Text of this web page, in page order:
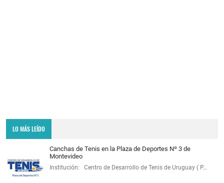
LO MÁS LEÍDO
Canchas de Tenis en la Plaza de Deportes Nº 3 de
Montevideo
Institución: Centro de Desarrollo de Tenis de Uruguay ( P…